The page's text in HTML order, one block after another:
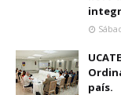
país.